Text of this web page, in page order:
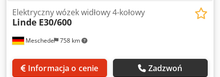
Meschede 758 km
Elektryczny wózek widłowy 4-kołowy
Linde E30/600
Informacja o cenie Zadzwoń